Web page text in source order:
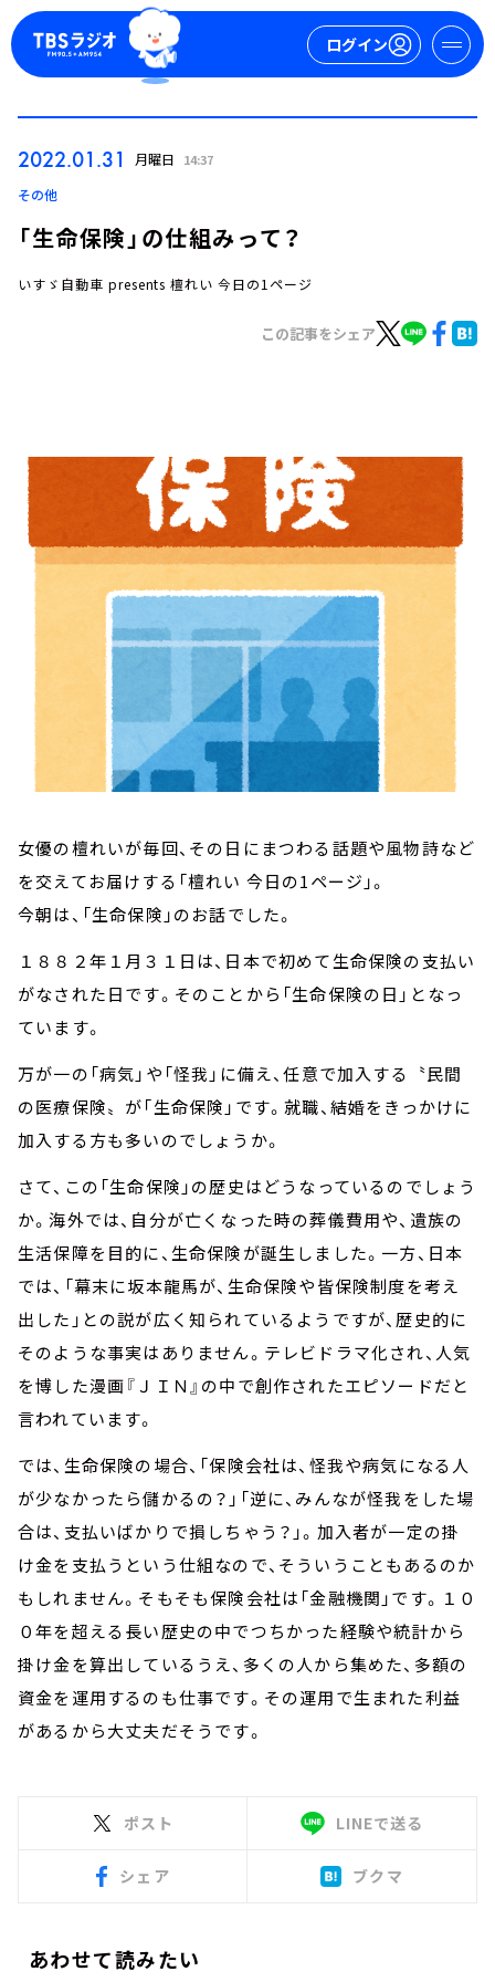
ログイン
トピックス
TBS Podcast
イベント・グッズ
YouTube
会社情報
2022.01.31 月曜日 14:37
その他
「生命保険」の仕組みって？
いすゞ自動車 presents 檀れい 今日の1ページ
この記事をシェア
女優の檀れいが毎回、その日にまつわる話題や風物詩など
を交えてお届けする「檀れい 今日の1ページ」。
今朝は、「生命保険」のお話でした。
１８８２年１月３１日は、日本で初めて生命保険の支払い
がなされた日です。そのことから「生命保険の日」となっ
ています。
万が一の「病気」や「怪我」に備え、任意で加入する〝民間
の医療保険〟が「生命保険」です。就職、結婚をきっかけに
加入する方も多いのでしょうか。
さて、この「生命保険」の歴史はどうなっているのでしょう
か。海外では、自分が亡くなった時の葬儀費用や、遺族の
生活保障を目的に、生命保険が誕生しました。一方、日本
では、「幕末に坂本龍馬が、生命保険や皆保険制度を考え
出した」との説が広く知られているようですが、歴史的に
そのような事実はありません。テレビドラマ化され、人気
を博した漫画『ＪＩＮ』の中で創作されたエピソードだと
言われています。
では、生命保険の場合、「保険会社は、怪我や病気になる人
が少なかったら儲かるの？」「逆に、みんなが怪我をした場
合は、支払いばかりで損しちゃう？」。加入者が一定の掛
け金を支払うという仕組なので、そういうこともあるのか
もしれません。そもそも保険会社は「金融機関」です。１０
０年を超える長い歴史の中でつちかった経験や統計から
掛け金を算出しているうえ、多くの人から集めた、多額の
資金を運用するのも仕事です。その運用で生まれた利益
があるから大丈夫だそうです。
ポスト LINEで送る
シェア ブクマ
あわせて読みたい